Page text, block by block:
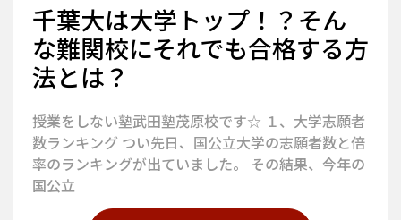
千葉大は大学トップ！？そん
な難関校にそれでも合格する方
法とは？
授業をしない塾武田塾茂原校です☆ １、大学志願者
数ランキング つい先日、国公立大学の志願者数と倍
率のランキングが出ていました。 その結果、今年の
国公立